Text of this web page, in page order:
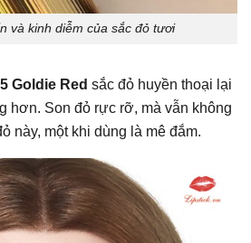
và kinh diễm của sắc đỏ tươi
Goldie Red sắc đỏ huyền thoại lại
hơn. Son đỏ rực rỡ, mà vẫn không
này, một khi dùng là mê đắm.